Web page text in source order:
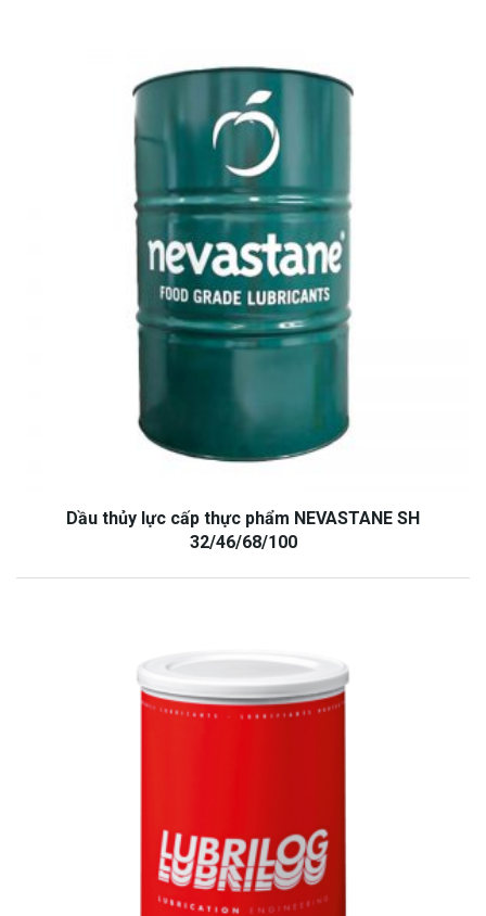
Dầu thủy lực cấp thực phẩm NEVASTANE SH
32/46/68/100